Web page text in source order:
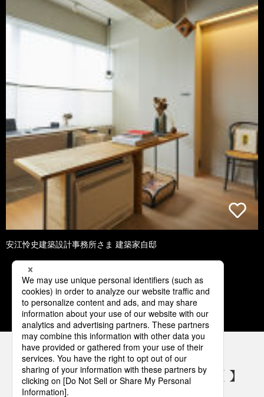
安江怜史建築設計事務所さま 建築家自邸
1 2 3 4 5
パナソニックの電気設備 SNSアカウント